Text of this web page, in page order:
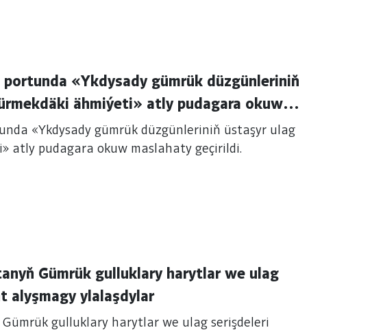
«Ykdysady gümrük düzgünleriniň
atly pudagara okuw
düzgünleriniň üstaşyr ulag
geçirijiligi ösdürmekdäki ähmiýeti» atly pudagara okuw maslahaty geçirildi.
Gümrük gulluklary harytlar we ulag
alyşmagy ylalaşdylar
gulluklary harytlar we ulag serişdeleri